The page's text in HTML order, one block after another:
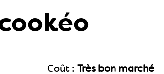
Coût : Très bon marché